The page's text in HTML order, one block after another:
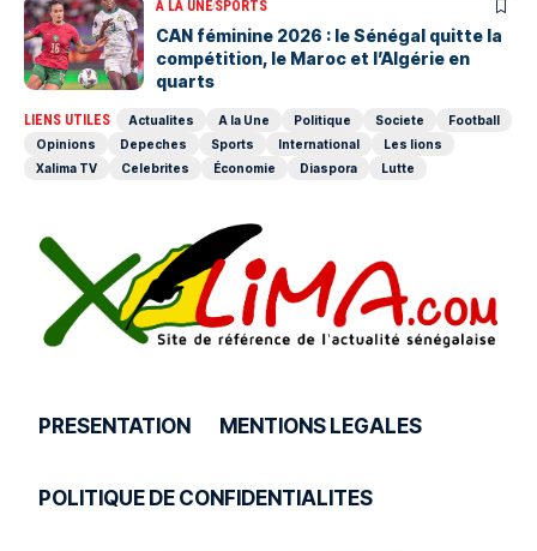
A LA UNESPORTS
‎CAN féminine 2026 : le Sénégal quitte la
compétition, le Maroc et l’Algérie en
quarts
LIENS UTILES Actualites A la Une Politique Societe
Football
Opinions
Depeches Sports International
Les lions
Xalima TV
Celebrites Économie Diaspora Lutte
PRESENTATION MENTIONS LEGALES
POLITIQUE DE CONFIDENTIALITES